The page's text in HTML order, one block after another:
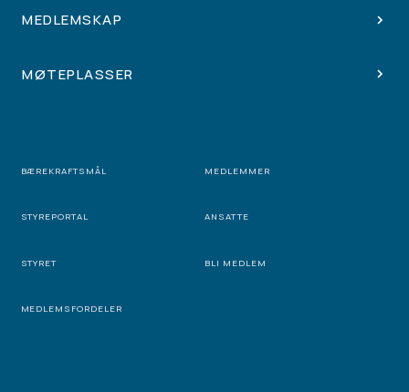
MEDLEMSKAP
MØTEPLASSER
BÆREKRAFTSMÅL MEDLEMMER
STYREPORTAL ANSATTE
STYRET BLI MEDLEM
MEDLEMSFORDELER